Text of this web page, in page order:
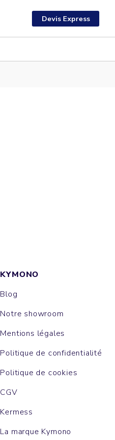
Devis Express
KYMONO
Blog
Notre showroom
Mentions légales
Politique de confidentialité
Politique de cookies
CGV
Kermess
La marque Kymono